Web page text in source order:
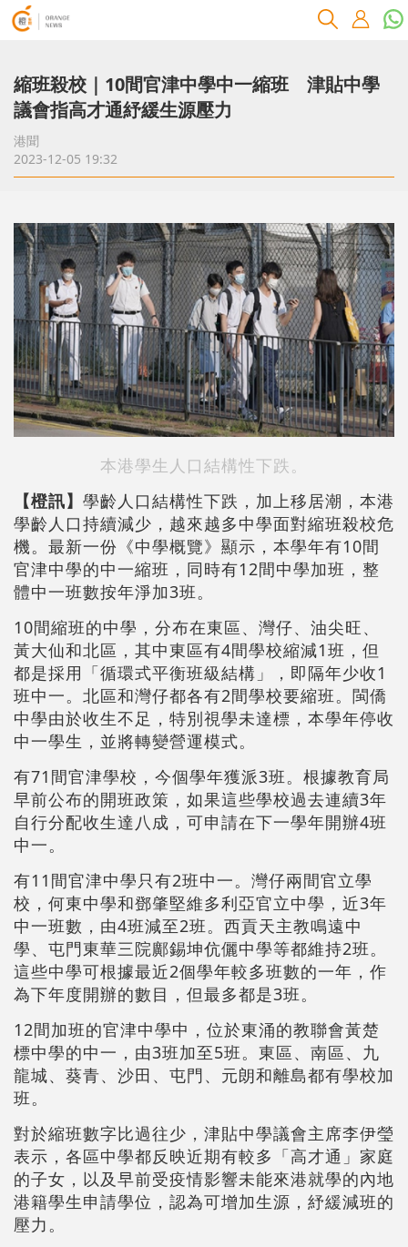
縮班殺校｜10間官津中學中一縮班 津貼中學
議會指高才通紓緩生源壓力
港聞
2023-12-05 19:32
本港學生人口結構性下跌。
【橙訊】 學齡人口結構性下跌，加上移居潮，本港
學齡人口持續減少，越來越多中學面對縮班殺校危
機。最新一份《中學概覽》顯示，本學年有10間
官津中學的中一縮班，同時有12間中學加班，整
體中一班數按年淨加3班。
10間縮班的中學，分布在東區、灣仔、油尖旺、
黃大仙和北區，其中東區有4間學校縮減1班，但
都是採用「循環式平衡班級結構」，即隔年少收1
班中一。北區和灣仔都各有2間學校要縮班。閩僑
中學由於收生不足，特別視學未達標，本學年停收
中一學生，並將轉變營運模式。
有71間官津學校，今個學年獲派3班。根據教育局
早前公布的開班政策，如果這些學校過去連續3年
自行分配收生達八成，可申請在下一學年開辦4班
中一。
有11間官津中學只有2班中一。灣仔兩間官立學
校，何東中學和鄧肇堅維多利亞官立中學，近3年
中一班數，由4班減至2班。西貢天主教鳴遠中
學、屯門東華三院鄺錫坤伉儷中學等都維持2班。
這些中學可根據最近2個學年較多班數的一年，作
為下年度開辦的數目，但最多都是3班。
12間加班的官津中學中，位於東涌的教聯會黃楚
標中學的中一，由3班加至5班。東區、南區、九
龍城、葵青、沙田、屯門、元朗和離島都有學校加
班。
對於縮班數字比過往少，津貼中學議會主席李伊瑩
表示，各區中學都反映近期有較多「高才通」家庭
的子女，以及早前受疫情影響未能來港就學的內地
港籍學生申請學位，認為可增加生源，紓緩減班的
壓力。